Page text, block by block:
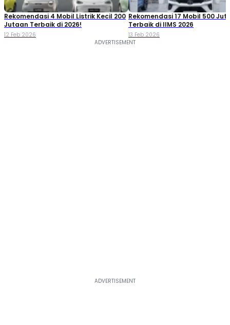
Rekomendasi 4 Mobil Listrik Kecil 200
Jutaan Terbaik di 2026!
12 Feb 2026
Rekomendasi 17 Mobil 500
Terbaik di IIMS 2026
13 Feb 2026